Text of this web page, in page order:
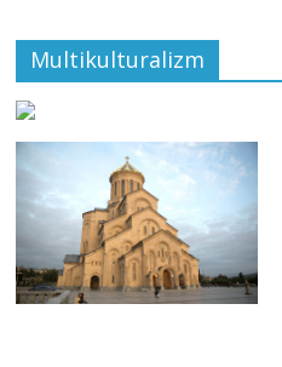
Multikulturalizm